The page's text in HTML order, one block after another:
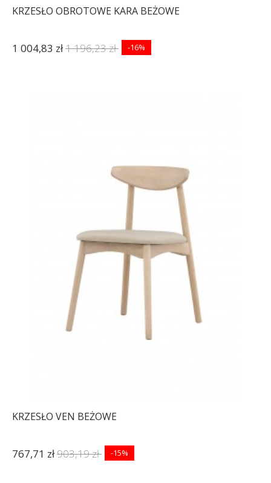
KRZESŁO OBROTOWE KARA BEŻOWE
1 004,83 zł1 196,23 zł -16%
KRZESŁO VEN BEŻOWE
767,71 zł903,19 zł -15%